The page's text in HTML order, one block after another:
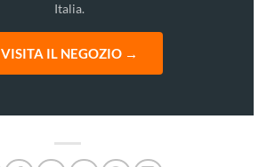
Italia.
VISITA IL NEGOZIO →